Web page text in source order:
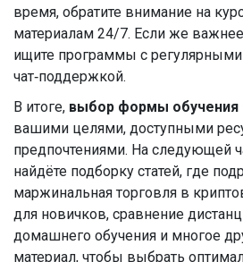
время, обратите внимание на
материалам 24/7. Если же
ищите программы с
чат‑поддержкой.
В итоге, выбор формы обучения
вашими целями, доступными
предпочтениями. На следующей
найдёте подборку статей, где
маржинальная торговля в
для новичков, сравнение
домашнего обучения и многое
материал, чтобы выбрать